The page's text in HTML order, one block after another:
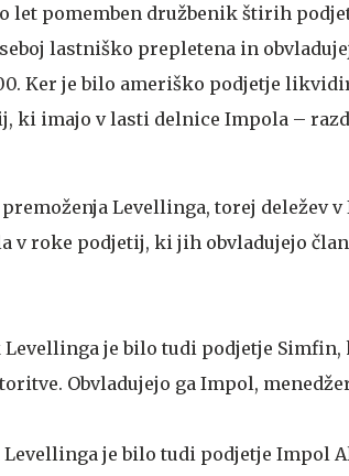
let pomemben družbenik štirih
lastniško prepletena in
Ker je bilo ameriško podjetje
ki imajo v lasti delnice Impola –
Levellinga, torej deležev
v roke podjetij, ki jih obvladujejo
je bilo tudi podjetje
Obvladujejo ga Impol,
je bilo tudi podjetje Impol